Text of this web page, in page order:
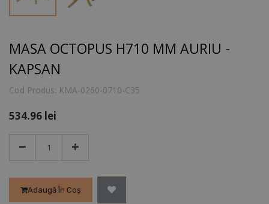
MASA OCTOPUS H710 MM AURIU -
KAPSAN
Cod Produs: KMA-0260-0710-C35
534.96 lei
Adaugă În Coș